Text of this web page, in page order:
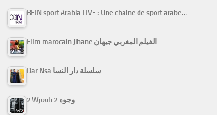
BEIN sport Arabia LIVE : Une chaine de sport arabe…
Film marocain Jihane الفيلم المغربي جيهان
Dar Nsa سلسلة دار النسا
2 Wjouh 2 وجوه